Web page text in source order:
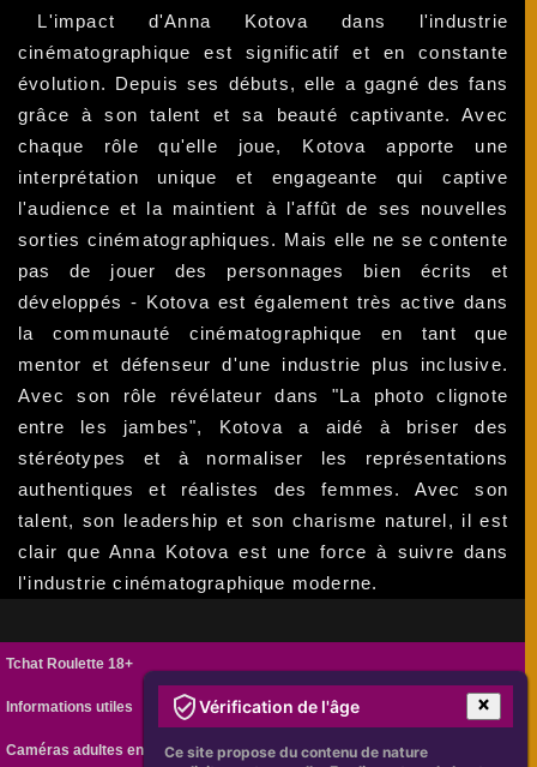
L'impact d'Anna Kotova dans l'industrie
cinématographique est significatif et en constante
évolution. Depuis ses débuts, elle a gagné des fans
grâce à son talent et sa beauté captivante. Avec
chaque rôle qu'elle joue, Kotova apporte une
interprétation unique et engageante qui captive
l'audience et la maintient à l'affût de ses nouvelles
sorties cinématographiques. Mais elle ne se contente
pas de jouer des personnages bien écrits et
développés - Kotova est également très active dans
la communauté cinématographique en tant que
mentor et défenseur d'une industrie plus inclusive.
Avec son rôle révélateur dans "La photo clignote
entre les jambes", Kotova a aidé à briser des
stéréotypes et à normaliser les représentations
authentiques et réalistes des femmes. Avec son
talent, son leadership et son charisme naturel, il est
clair que Anna Kotova est une force à suivre dans
l'industrie cinématographique moderne.
Tchat Roulette 18+
Informations utiles
Caméras adultes en ligne
Vérification de l'âge
Ce site propose du contenu de nature